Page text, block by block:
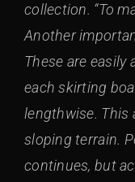
collection. “To
Another
These are
each skirting
lengthwise. This
sloping terrain.
continues, but